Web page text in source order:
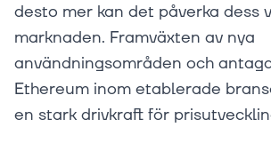
desto mer kan det påverka dess
marknaden. Framväxten av nya
användningsområden och
Ethereum inom etablerade
en stark drivkraft för